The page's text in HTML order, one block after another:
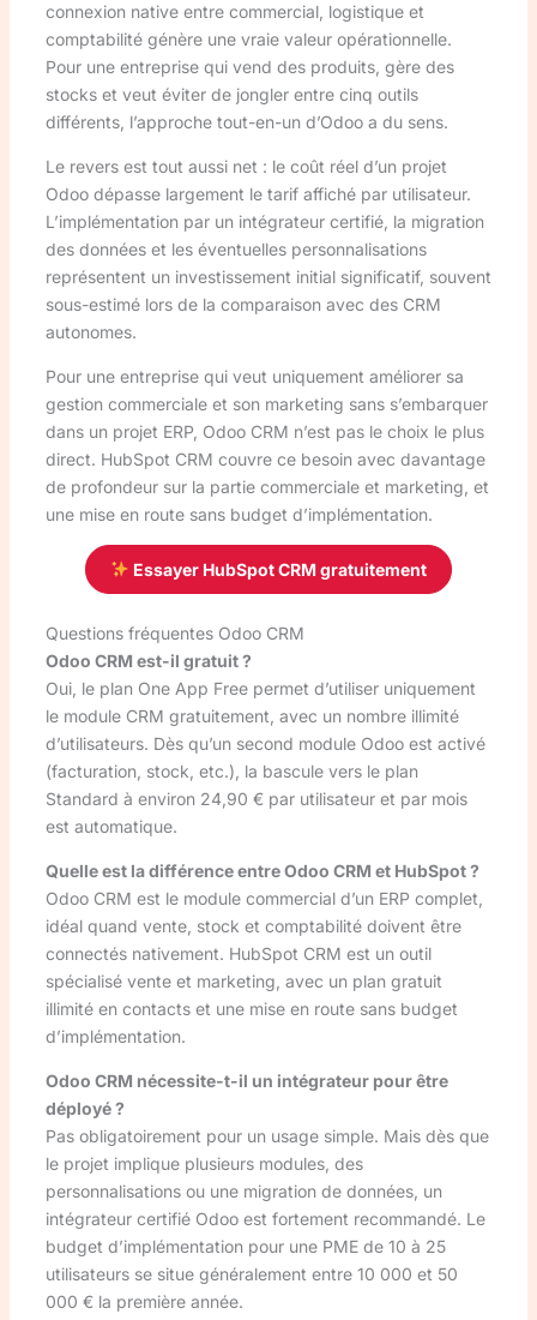
connexion native entre commercial, logistique et
comptabilité génère une vraie valeur opérationnelle.
Pour une entreprise qui vend des produits, gère des
stocks et veut éviter de jongler entre cinq outils
différents, l’approche tout-en-un d’Odoo a du sens.
Le revers est tout aussi net : le coût réel d’un projet
Odoo dépasse largement le tarif affiché par utilisateur.
L’implémentation par un intégrateur certifié, la migration
des données et les éventuelles personnalisations
représentent un investissement initial significatif, souvent
sous-estimé lors de la comparaison avec des CRM
autonomes.
Pour une entreprise qui veut uniquement améliorer sa
gestion commerciale et son marketing sans s’embarquer
dans un projet ERP, Odoo CRM n’est pas le choix le plus
direct. HubSpot CRM couvre ce besoin avec davantage
de profondeur sur la partie commerciale et marketing, et
une mise en route sans budget d’implémentation.
Essayer HubSpot CRM gratuitement
Questions fréquentes Odoo CRM
Odoo CRM est-il gratuit ?
Oui, le plan One App Free permet d’utiliser uniquement
le module CRM gratuitement, avec un nombre illimité
d’utilisateurs. Dès qu’un second module Odoo est activé
(facturation, stock, etc.), la bascule vers le plan
Standard à environ 24,90 € par utilisateur et par mois
est automatique.
Quelle est la différence entre Odoo CRM et HubSpot ?
Odoo CRM est le module commercial d’un ERP complet,
idéal quand vente, stock et comptabilité doivent être
connectés nativement. HubSpot CRM est un outil
spécialisé vente et marketing, avec un plan gratuit
illimité en contacts et une mise en route sans budget
d’implémentation.
Odoo CRM nécessite-t-il un intégrateur pour être
déployé ?
Pas obligatoirement pour un usage simple. Mais dès que
le projet implique plusieurs modules, des
personnalisations ou une migration de données, un
intégrateur certifié Odoo est fortement recommandé. Le
budget d’implémentation pour une PME de 10 à 25
utilisateurs se situe généralement entre 10 000 et 50
000 € la première année.